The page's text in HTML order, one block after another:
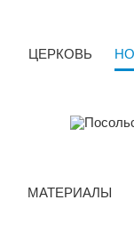
ЦЕРКОВЬ
МАТЕРИАЛЫ